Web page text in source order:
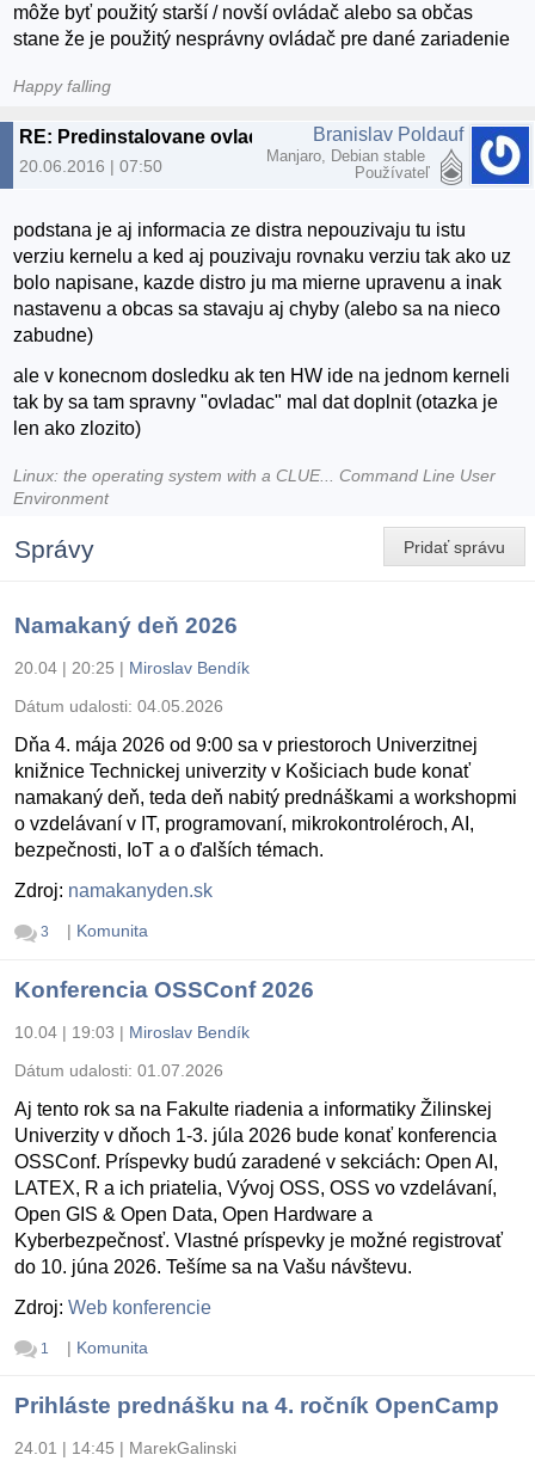
môže byť použitý starší / novší ovládač alebo sa občas
stane že je použitý nesprávny ovládač pre dané zariadenie
Happy falling
RE: Predinstalovane ovladace v Linuxe
20.06.2016 | 07:50
Branislav Poldauf
Manjaro, Debian stable
Používateľ
podstana je aj informacia ze distra nepouzivaju tu istu
verziu kernelu a ked aj pouzivaju rovnaku verziu tak ako uz
bolo napisane, kazde distro ju ma mierne upravenu a inak
nastavenu a obcas sa stavaju aj chyby (alebo sa na nieco
zabudne)
ale v konecnom dosledku ak ten HW ide na jednom kerneli
tak by sa tam spravny "ovladac" mal dat doplnit (otazka je
len ako zlozito)
Linux: the operating system with a CLUE... Command Line User
Environment
Pridať správu
Správy
Namakaný deň 2026
20.04 | 20:25 | Miroslav Bendík
Dátum udalosti: 04.05.2026
Dňa 4. mája 2026 od 9:00 sa v priestoroch Univerzitnej
knižnice Technickej univerzity v Košiciach bude konať
namakaný deň, teda deň nabitý prednáškami a workshopmi
o vzdelávaní v IT, programovaní, mikrokontroléroch, AI,
bezpečnosti, IoT a o ďalších témach.
Zdroj: namakanyden.sk
3 | Komunita
Konferencia OSSConf 2026
10.04 | 19:03 | Miroslav Bendík
Dátum udalosti: 01.07.2026
Aj tento rok sa na Fakulte riadenia a informatiky Žilinskej
Univerzity v dňoch 1-3. júla 2026 bude konať konferencia
OSSConf. Príspevky budú zaradené v sekciách: Open AI,
LATEX, R a ich priatelia, Vývoj OSS, OSS vo vzdelávaní,
Open GIS & Open Data, Open Hardware a
Kyberbezpečnosť. Vlastné príspevky je možné registrovať
do 10. júna 2026. Tešíme sa na Vašu návštevu.
Zdroj: Web konferencie
1 | Komunita
Prihláste prednášku na 4. ročník OpenCamp
24.01 | 14:45 | MarekGalinski